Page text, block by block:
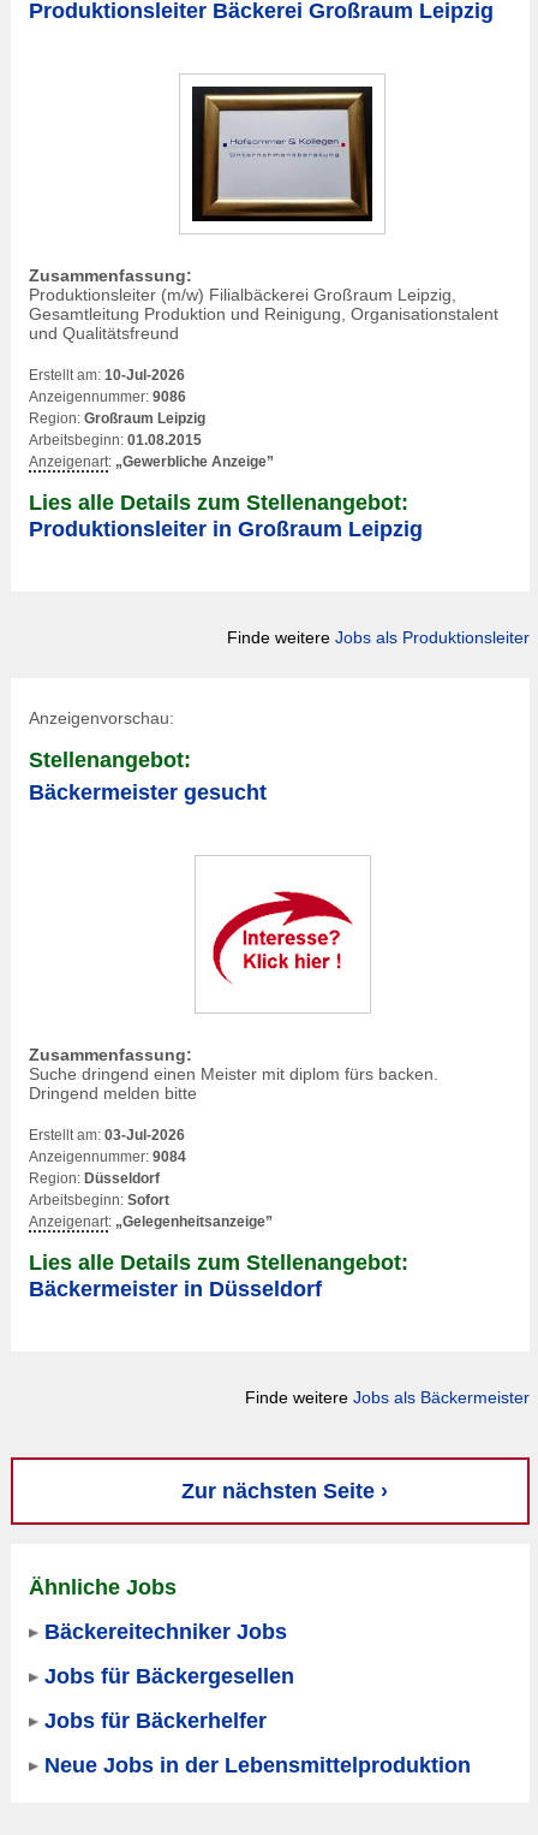
Produktionsleiter Bäckerei Großraum Leipzig
Zusammenfassung:
Produktionsleiter (m/w) Filialbäckerei Großraum Leipzig,
Gesamtleitung Produktion und Reinigung, Organisationstalent
und Qualitätsfreund
Erstellt am: 10-Jul-2026
Anzeigennummer: 9086
Region: Großraum Leipzig
Arbeitsbeginn: 01.08.2015
Anzeigenart: „Gewerbliche Anzeige”
Lies alle Details zum Stellenangebot:
Produktionsleiter in Großraum Leipzig
Finde weitere Jobs als Produktionsleiter
Anzeigenvorschau:
Stellenangebot:
Bäckermeister gesucht
Zusammenfassung:
Suche dringend einen Meister mit diplom fürs backen.
Dringend melden bitte
Erstellt am: 03-Jul-2026
Anzeigennummer: 9084
Region: Düsseldorf
Arbeitsbeginn: Sofort
Anzeigenart: „Gelegenheitsanzeige”
Lies alle Details zum Stellenangebot:
Bäckermeister in Düsseldorf
Finde weitere Jobs als Bäckermeister
Zur nächsten Seite ›
Ähnliche Jobs
Bäckereitechniker Jobs
Jobs für Bäckergesellen
Jobs für Bäckerhelfer
Neue Jobs in der Lebensmittelproduktion